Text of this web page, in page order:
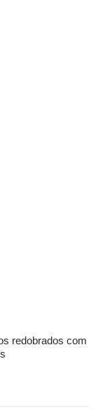
redobrados com